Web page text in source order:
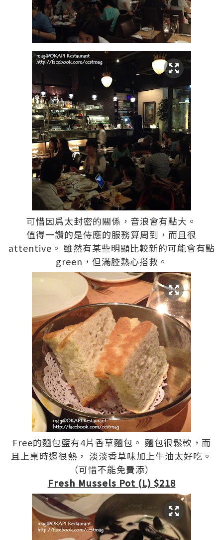
可惜因爲太封密的關係，音浪會有點大。
值得一讚的是侍應的服務算周到，而且很
attentive。 雖然有某些明顯比較新的可能會有點
green，但滿腔熱心搭救。
Free的麵包籃有4片香草麵包。 麵包很鬆軟，而
且上桌時還很熱， 淡淡香草味加上牛油太好吃。
（可惜不能免費添）
Fresh Mussels Pot (L) $218